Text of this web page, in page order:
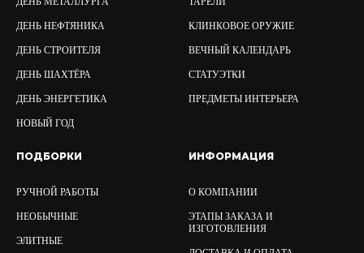
ДЕНЬ НЕФТЯНИКА
ДЕНЬ СТРОИТЕЛЯ
ДЕНЬ ШАХТЁРА
ДЕНЬ ЭНЕРГЕТИКА
НОВЫЙ ГОД
КЛИНКОВОЕ ОРУЖИЕ
ВЕЧНЫЙ КАЛЕНДАРЬ
СТАТУЭТКИ
ПРЕДМЕТЫ ИНТЕРЬЕРА
ПОДБОРКИ
РУЧНОЙ РАБОТЫ
НЕОБЫЧНЫЕ
ЭЛИТНЫЕ
ИНФОРМАЦИЯ
О КОМПАНИИ
ЭТАПЫ ЗАКАЗА И
ИЗГОТОВЛЕНИЯ